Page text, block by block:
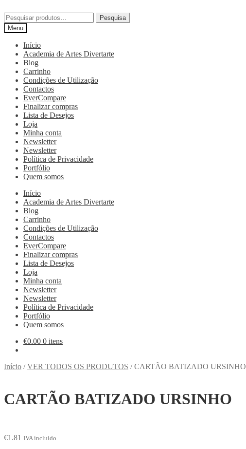
Pesquisa
Menu
Início
Academia de Artes Divertarte
Blog
Carrinho
Condições de Utilização
Contactos
EverCompare
Finalizar compras
Lista de Desejos
Loja
Minha conta
Newsletter
Newsletter
Política de Privacidade
Portfólio
Quem somos
Início
Academia de Artes Divertarte
Blog
Carrinho
Condições de Utilização
Contactos
EverCompare
Finalizar compras
Lista de Desejos
Loja
Minha conta
Newsletter
Newsletter
Política de Privacidade
Portfólio
Quem somos
€0.00 0 itens
Início /VER TODOS OS PRODUTOS /CARTÃO BATIZADO URSINHO
CARTÃO BATIZADO URSINHO
€1.81 IVA incluido